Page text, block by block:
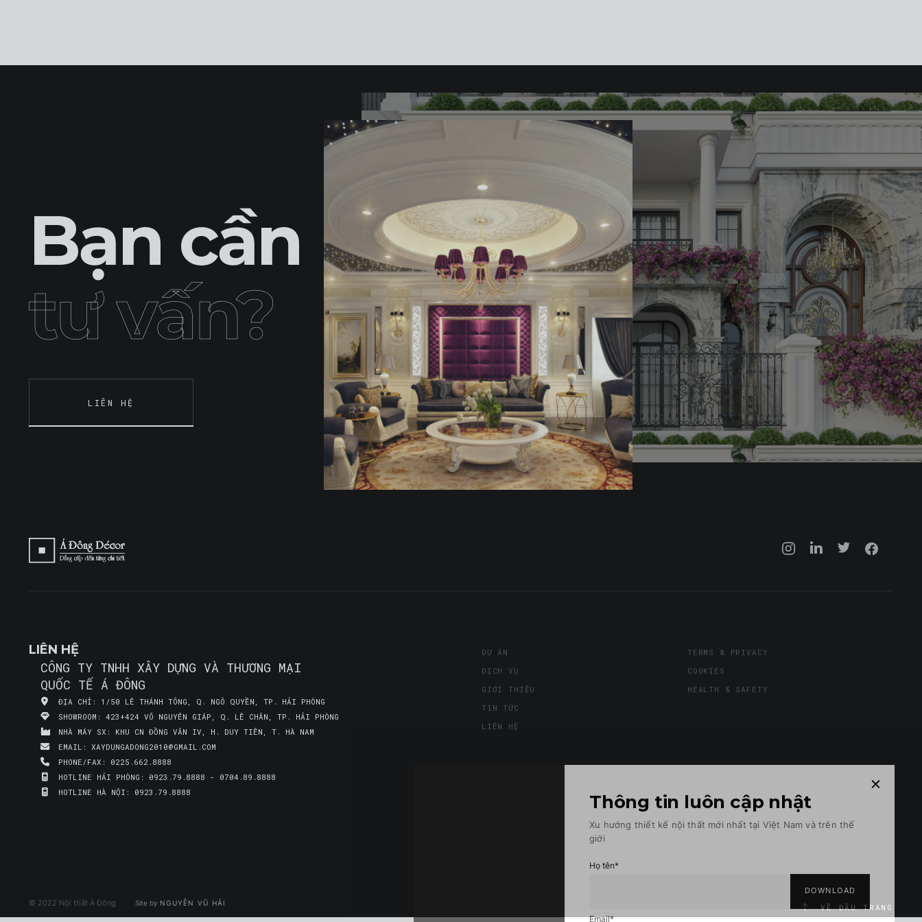
Thông tin luôn cập nhật
Xu hướng thiết kế nội thất mới nhất tại Việt Nam và trên thế
giới
Họ tên*
Email*
Bạn cần
tư vấn?
LIÊN HỆ
LIÊN HỆ
CÔNG TY TNHH XÂY DỰNG VÀ THƯƠNG MẠI
QUỐC TẾ Á ĐÔNG
ĐỊA CHỈ: 1/50 LÊ THÁNH TÔNG, Q. NGÔ QUYỀN, TP. HẢI PHÒNG
SHOWROOM: 423+424 VÕ NGUYÊN GIÁP, Q. LÊ CHÂN, TP. HẢI PHÒNG
NHÀ MÁY SX: KHU CN ĐỒNG VĂN IV, H. DUY TIÊN, T. HÀ NAM
EMAIL: XAYDUNGADONG2010@GMAIL.COM
PHONE/FAX: 0225.662.8888
HOTLINE HẢI PHÒNG: 0923.79.8888 - 0704.89.8888
HOTLINE HÀ NỘI: 0923.79.8888
DỰ ÁN
DỊCH VỤ
GIỚI THIỆU
TIN TỨC
LIÊN HỆ
TERMS & PRIVACY
COOKIES
HEALTH & SAFETY
© 2022 Nội thất Á Đông Site by NGUYỄN VŨ HẢI VỀ ĐẦU TRANG